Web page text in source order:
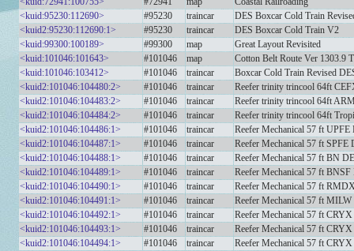
<kuid:95230:112690>
#95230 traincar
DES Boxcar Cold Train
<kuid2:95230:112690:1>
#95230 traincar
DES Boxcar Cold Train V2
<kuid:99300:100189>
#99300 map
Great Layout Revisited
<kuid:101046:101643>
#101046 map
Cotton Belt Route Ver 1303.9
<kuid:101046:103412>
#101046 traincar
Boxcar Cold Train Revised
<kuid2:101046:104480:2>
#101046 traincar
Reefer trinity trincool 64ft
<kuid2:101046:104483:2>
#101046 traincar
Reefer trinity trincool 64ft
<kuid2:101046:104484:2>
#101046 traincar
Reefer trinity trincool 64ft
<kuid2:101046:104486:1>
#101046 traincar
Reefer Mechanical 57 ft UPFE
<kuid2:101046:104487:1>
#101046 traincar
Reefer Mechanical 57 ft SPFE
<kuid2:101046:104488:1>
#101046 traincar
Reefer Mechanical 57 ft BN
<kuid2:101046:104489:1>
#101046 traincar
Reefer Mechanical 57 ft BNSF
<kuid2:101046:104490:1>
#101046 traincar
Reefer Mechanical 57 ft
<kuid2:101046:104491:1>
#101046 traincar
Reefer Mechanical 57 ft MILW
<kuid2:101046:104492:1>
#101046 traincar
Reefer Mechanical 57 ft
<kuid2:101046:104493:1>
#101046 traincar
Reefer Mechanical 57 ft
<kuid2:101046:104494:1>
#101046 traincar
Reefer Mechanical 57 ft